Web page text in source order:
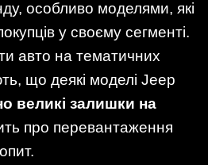
особливо моделями, які
у своєму сегменті.
авто на тематичних
що деякі моделі Jeep
великі залишки на
про перевантаження